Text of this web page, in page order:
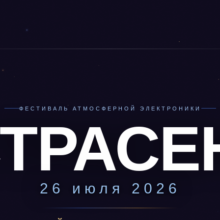
ФЕСТИВАЛЬ АТМОСФЕРНОЙ ЭЛЕКТРОНИКИ
26 июля 2026